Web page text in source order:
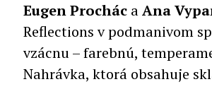
Eugen Prochác aAna
Reflections v podmanivom
vzácnu – farebnú,
Nahrávka, ktorá obsahuje